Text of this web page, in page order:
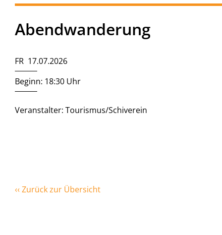
Abendwanderung
FR 17.07.2026
Beginn: 18:30 Uhr
Veranstalter: Tourismus/Schiverein
‹‹ Zurück zur Übersicht